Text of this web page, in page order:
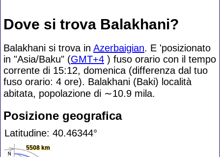
Dove si trova Balakhani?
Balakhani si trova in Azerbaigian. E 'posizionato
in "Asia/Baku" (GMT+4 ) fuso orario con il tempo
corrente di 15:12, domenica (differenza dal tuo
fuso orario: 4 ore). Balakhani (Baki) località
abitata, popolazione di ∼10.9 mila.
Posizione geografica
Latitudine: 40.46344°
5508 km